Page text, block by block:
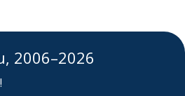
2006–2026